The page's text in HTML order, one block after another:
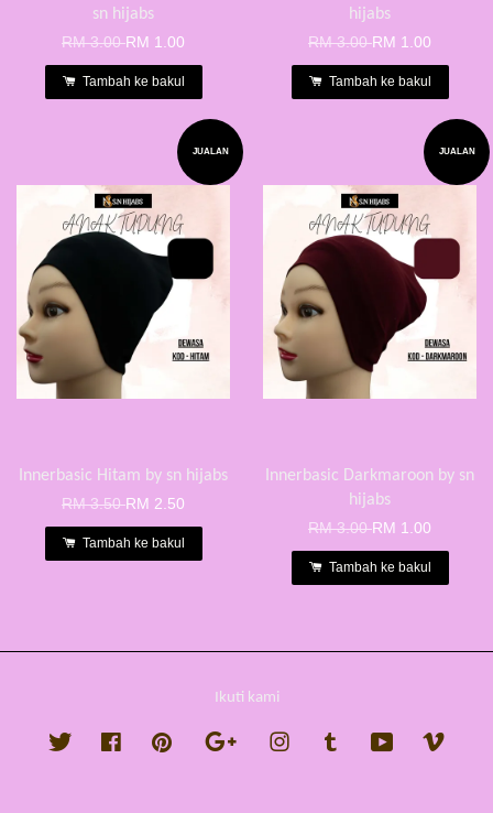
sn hijabs
RM 3.00RM 1.00
Tambah ke bakul
hijabs
RM 3.00RM 1.00
Tambah ke bakul
JUALAN
Innerbasic Hitam by sn hijabs
RM 3.50RM 2.50
Tambah ke bakul
JUALAN
Innerbasic Darkmaroon by sn
hijabs
RM 3.00RM 1.00
Tambah ke bakul
Ikuti kami
Twitter FacebookPinterest Google InstagramTumblr YouTube